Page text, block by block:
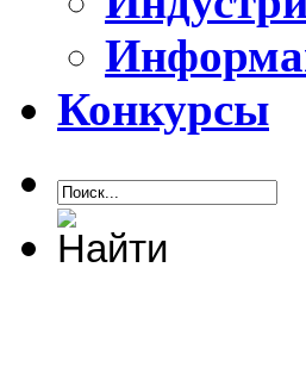
Конкурсы